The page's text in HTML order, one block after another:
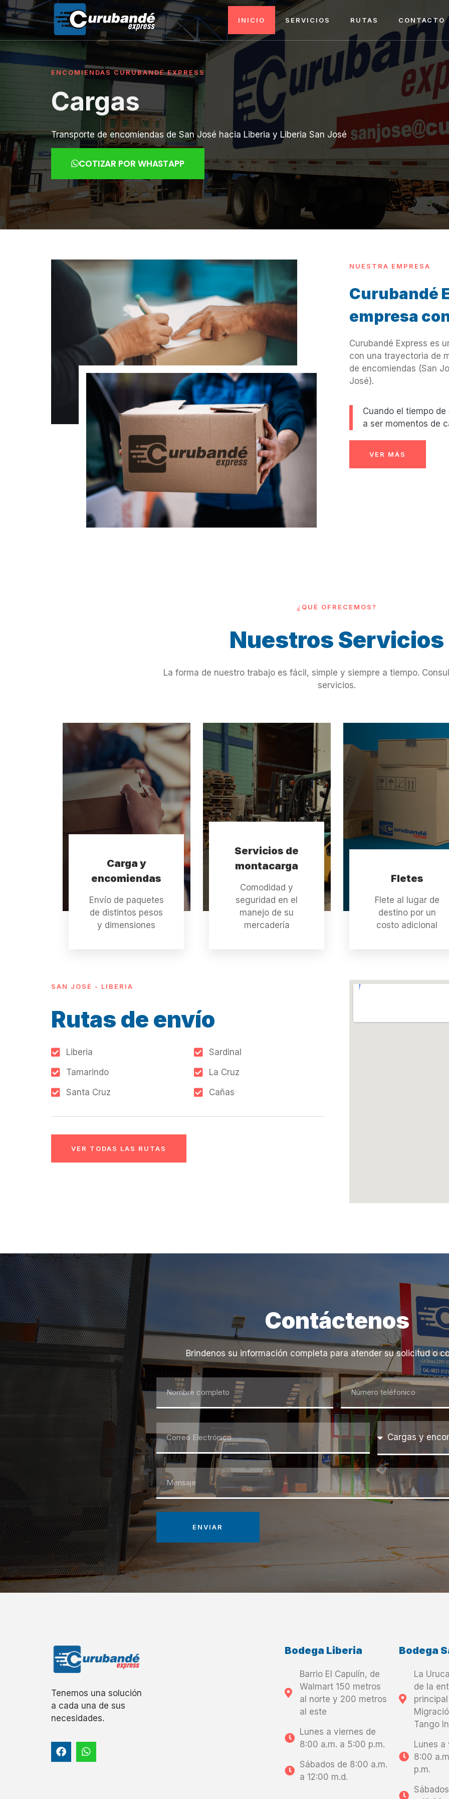
INICIO SERVICIOS RUTAS CONTACTO
ENCOMIENDAS CURUBANDÉ EXPRESS
Cargas
Transporte de encomiendas de San José hacia Liberia y Liberia San José
COTIZAR POR WHASTAPP
NUESTRA EMPRESA
Curubandé
empresa
Curubandé Express es
con una trayectoria de
de encomiendas (San
José).
Cuando el tiempo
a ser momentos de
VER MÁS
¿QUÉ OFRECEMOS?
Nuestros Servicios
La forma de nuestro trabajo es fácil, simple y siempre a tiempo.
servicios.
Carga y
encomiendas
Envío de paquetes
de distintos pesos
y dimensiones
Servicios de
montacarga
Comodidad y
seguridad en el
manejo de su
mercadería
Fletes
Flete al lugar de
destino por un
costo adicional
SAN JOSÉ - LIBERIA
Rutas de envío
Liberia
Tamarindo
Santa Cruz
Sardinal
La Cruz
Cañas
VER TODAS LAS RUTAS
Contáctenos
Brindenos su información completa para atender su solicitud o
ENVIAR
Tenemos una solución
a cada una de sus
necesidades.
Bodega Liberia
Barrio El Capulín, de
Walmart 150 metros
al norte y 200 metros
al este
Lunes a viernes de
8:00 a.m. a 5:00 p.m.
Sábados de 8:00 a.m.
a 12:00 m.d.
Bodega
La
de la
Tango
Lunes a
8:00
p.m.